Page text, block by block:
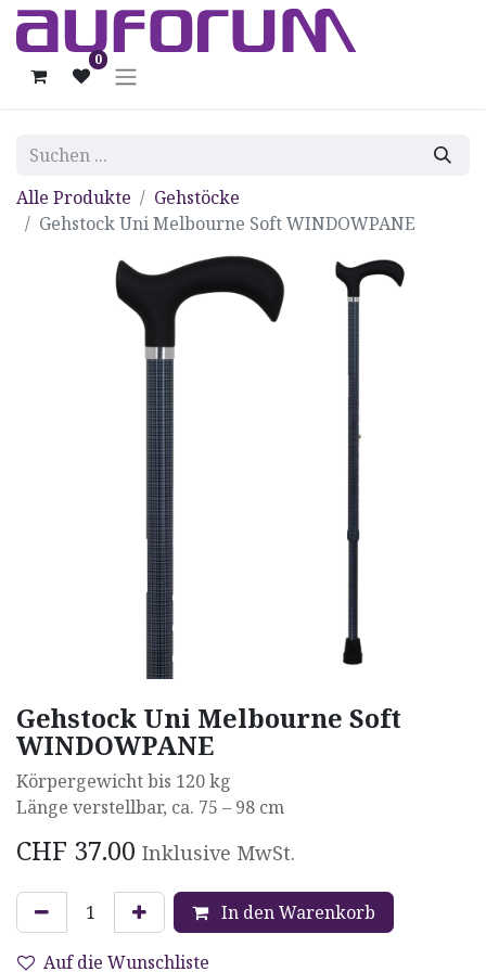
0
Alle Produkte
Gehstöcke
Gehstock Uni Melbourne Soft WINDOWPANE
Gehstock Uni Melbourne Soft
WINDOWPANE
Körpergewicht bis 120 kg
Länge verstellbar, ca. 75 – 98 cm
CHF 37.00 Inklusive MwSt.
In den Warenkorb
Auf die Wunschliste